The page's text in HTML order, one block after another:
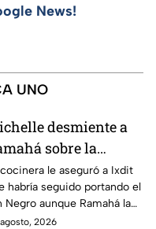
News!
UNO
desmiente a
sobre la
del Pin
a un integrante
las "Divas" en
le aseguró a Ixdit
habría seguido portando el
Negro aunque Ramahá la
subido al balcón
2026